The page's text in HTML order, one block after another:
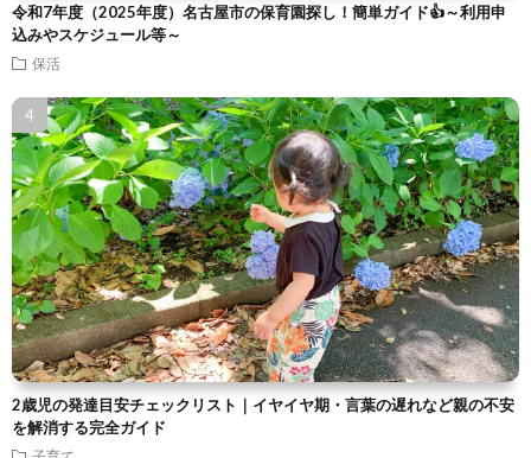
令和7年度（2025年度）名古屋市の保育園探し！簡単ガイド👍～利用申
込みやスケジュール等～
保活
2歳児の発達目安チェックリスト｜イヤイヤ期・言葉の遅れなど親の不安
を解消する完全ガイド